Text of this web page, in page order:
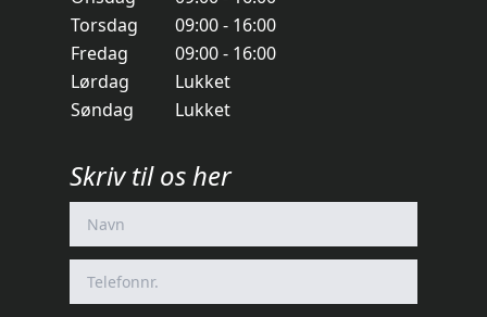
Torsdag
09:00 - 16:00
Fredag
09:00 - 16:00
Lørdag
Lukket
Søndag
Lukket
Skriv til os her